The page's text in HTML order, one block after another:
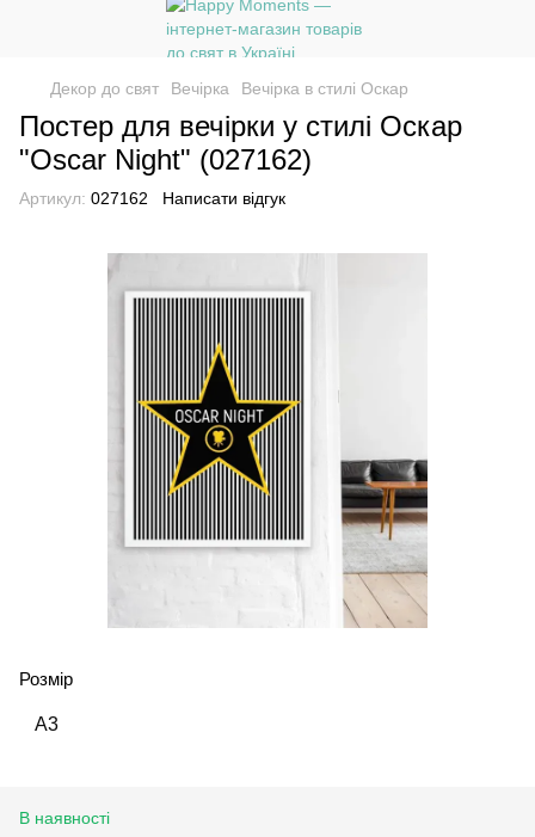
Декор до свят Вечірка Вечірка в стилі Оскар
Постер для вечірки у стилі Оскар
"Oscar Night" (027162)
Артикул: 027162 Написати відгук
Розмір
А3
В наявності